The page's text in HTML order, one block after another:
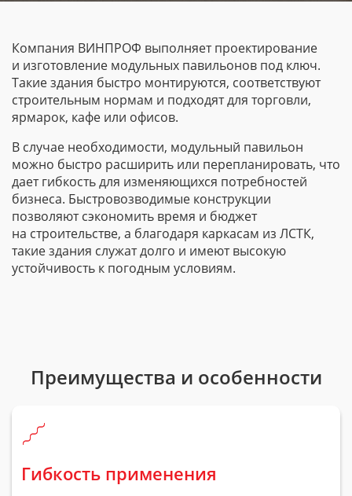
Компания ВИНПРОФ выполняет проектирование
и изготовление модульных павильонов под ключ.
Такие здания быстро монтируются, соответствуют
строительным нормам и подходят для торговли,
ярмарок, кафе или офисов.
В случае необходимости, модульный павильон
можно быстро расширить или перепланировать, что
дает гибкость для изменяющихся потребностей
бизнеса. Быстровозводимые конструкции
позволяют сэкономить время и бюджет
на строительстве, а благодаря каркасам из ЛСТК,
такие здания служат долго и имеют высокую
устойчивость к погодным условиям.
Преимущества и особенности
Гибкость применения